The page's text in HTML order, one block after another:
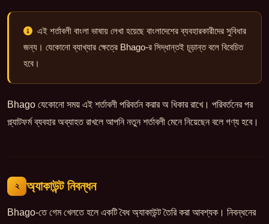
এই শর্তাবলী বাংলা ভাষায় লেখা হয়েছে বাংলাদেশের ব্যবহারকারীদের সুবিধার
জন্য। যেকোনো ব্যাখ্যার ক্ষেত্রে Bhago-র সিদ্ধান্তই চূড়ান্ত বলে বিবেচিত
হবে।
Bhago যেকোনো সময় এই শর্তাবলী পরিবর্তন করার অ ধিকার রাখে। পরিবর্তনের পর
প্ল্যাটফর্ম ব্যবহার অব্যাহত রাখলে আপনি নতুন শর্তাবলী মেনে নিয়েছেন বলে গণ্য হবে।
২ অ্যাকাউন্ট নিবন্ধন
Bhago-তে গেম খেলতে হলে একটি বৈধ অ্যাকাউন্ট তৈরি করা আবশ্যক। নিবন্ধনের